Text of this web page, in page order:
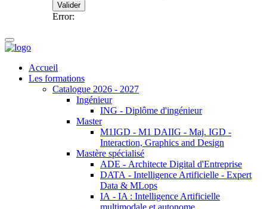
Valider
Error:
Accueil
Les formations
Catalogue 2026 - 2027
Ingénieur
ING - Diplôme d'ingénieur
Master
M1IGD - M1 DAIIG - Maj. IGD -
Interaction, Graphics and Design
Mastère spécialisé
ADE - Architecte Digital d'Entreprise
DATA - Intelligence Artificielle - Expert
Data & MLops
IA - IA : Intelligence Artificielle
multimodale et autonome